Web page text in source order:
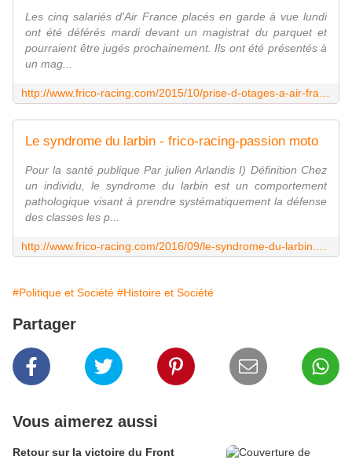
Les cinq salariés d'Air France placés en garde à vue lundi
ont été déférés mardi devant un magistrat du parquet et
pourraient être jugés prochainement. Ils ont été présentés à
un mag...
Le syndrome du larbin - frico-racing-passion moto
Pour la santé publique Par julien Arlandis I) Définition Chez
un individu, le syndrome du larbin est un comportement
pathologique visant à prendre systématiquement la défense
des classes les p...
#Politique et Société #Histoire et Société
Partager
Vous aimerez aussi
Retour sur la victoire du Front